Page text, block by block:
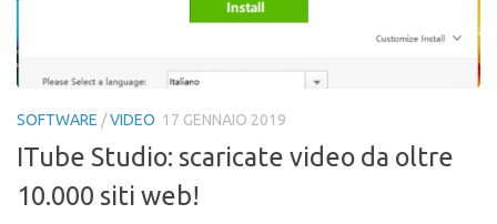
SOFTWARE /VIDEO 17 GENNAIO 2019
ITube Studio: scaricate video da oltre
10.000 siti web!